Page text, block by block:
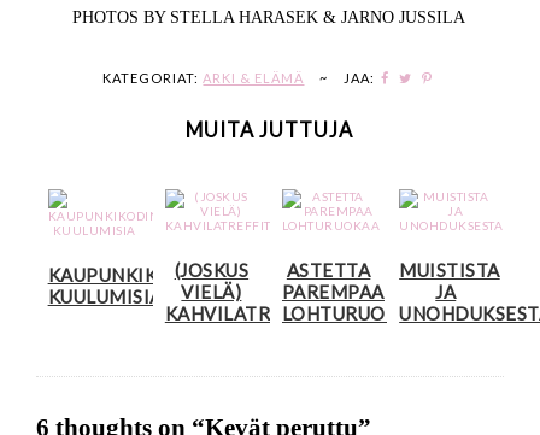
PHOTOS BY STELLA HARASEK & JARNO JUSSILA
KATEGORIAT: ARKI & ELÄMÄ ~ JAA:
MUITA JUTTUJA
KAUPUNKIKODIN
KUULUMISIA
(JOSKUS
VIELÄ)
KAHVILATREFFIT
ASTETTA
PAREMPAA
LOHTURUOKAA
MUISTISTA
JA
6 thoughts on “Kevät peruttu”